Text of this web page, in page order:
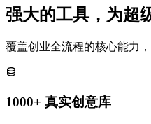
强大的工具，为超
覆盖创业全流程的核心能力
1000+ 真实创意库